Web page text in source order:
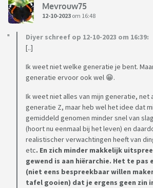
Mevrouw75
12-10-2023 om 16:48
Diyer schreef op 12-10-2023 om 16:39:
[..]
Ik weet niet welke generatie je bent.
generatie ervoor ook wel 😁.
Ik weet niet alles van mijn generatie, net
generatie Z, maar heb wel het idee dat
gemiddeld genomen minder snel van
(hoort nu eenmaal bij het leven) en
realistischer verwachtingen heeft van
etc. En zich minder makkelijk
gewend is aan hiërarchie. Het te pas
(niet eens bespreekbaar willen
tafel gooien) dat je ergens geen zin